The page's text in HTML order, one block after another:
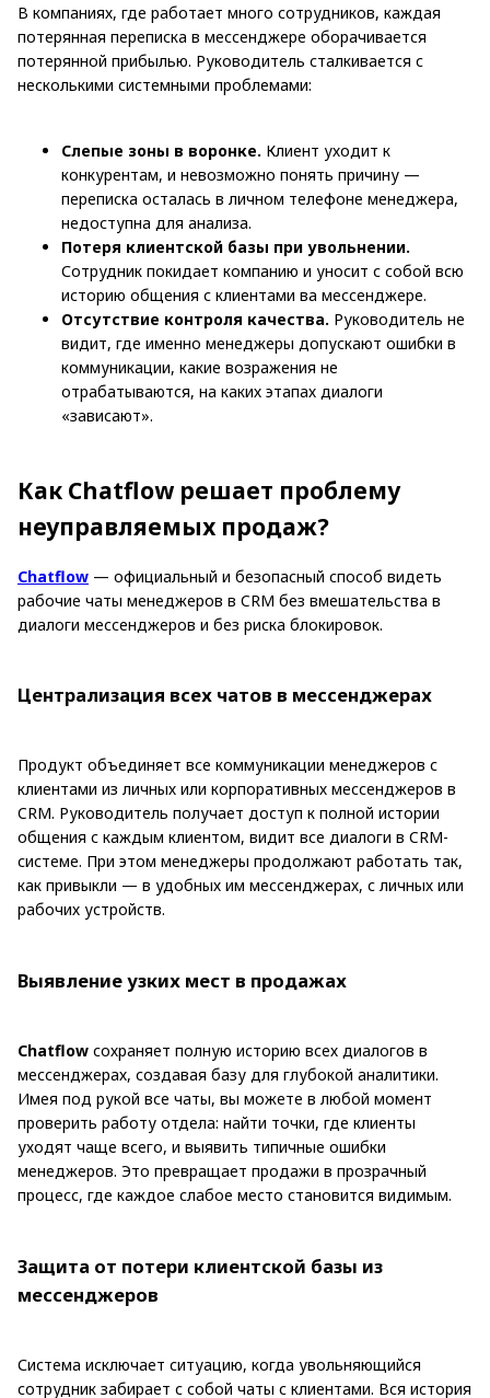
В компаниях, где работает много сотрудников, каждая
потерянная переписка в мессенджере оборачивается
потерянной прибылью. Руководитель сталкивается с
несколькими системными проблемами:
Слепые зоны в воронке. Клиент уходит к
конкурентам, и невозможно понять причину —
переписка осталась в личном телефоне менеджера,
недоступна для анализа.
Потеря клиентской базы при увольнении.
Сотрудник покидает компанию и уносит с собой всю
историю общения с клиентами ва мессенджере.
Отсутствие контроля качества. Руководитель не
видит, где именно менеджеры допускают ошибки в
коммуникации, какие возражения не
отрабатываются, на каких этапах диалоги
«зависают».
Как Chatflow решает проблему
неуправляемых продаж?
Chatflow — официальный и безопасный способ видеть
рабочие чаты менеджеров в CRM без вмешательства в
диалоги мессенджеров и без риска блокировок.
Централизация всех чатов в мессенджерах
Продукт объединяет все коммуникации менеджеров с
клиентами из личных или корпоративных мессенджеров в
CRM. Руководитель получает доступ к полной истории
общения с каждым клиентом, видит все диалоги в CRM-
системе. При этом менеджеры продолжают работать так,
как привыкли — в удобных им мессенджерах, с личных или
рабочих устройств.
Выявление узких мест в продажах
Chatflow сохраняет полную историю всех диалогов в
мессенджерах, создавая базу для глубокой аналитики.
Имея под рукой все чаты, вы можете в любой момент
проверить работу отдела: найти точки, где клиенты
уходят чаще всего, и выявить типичные ошибки
менеджеров. Это превращает продажи в прозрачный
процесс, где каждое слабое место становится видимым.
Защита от потери клиентской базы из
мессенджеров
Система исключает ситуацию, когда увольняющийся
сотрудник забирает с собой чаты с клиентами. Вся история